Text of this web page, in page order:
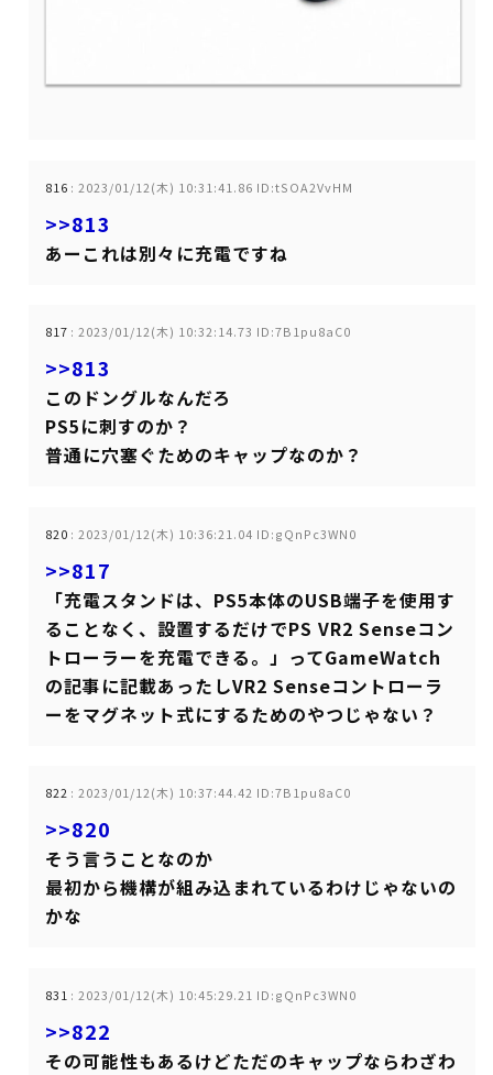
816 : 2023/01/12(木) 10:31:41.86 ID:tSOA2VvHM
>>813
あーこれは別々に充電ですね
817 : 2023/01/12(木) 10:32:14.73 ID:7B1pu8aC0
>>813
このドングルなんだろ
PS5に刺すのか？
普通に穴塞ぐためのキャップなのか？
820 : 2023/01/12(木) 10:36:21.04 ID:gQnPc3WN0
>>817
「充電スタンドは、PS5本体のUSB端子を使用す
ることなく、設置するだけでPS VR2 Senseコン
トローラーを充電できる。」ってGameWatch
の記事に記載あったしVR2 Senseコントローラ
ーをマグネット式にするためのやつじゃない？
822 : 2023/01/12(木) 10:37:44.42 ID:7B1pu8aC0
>>820
そう言うことなのか
最初から機構が組み込まれているわけじゃないの
かな
831 : 2023/01/12(木) 10:45:29.21 ID:gQnPc3WN0
>>822
その可能性もあるけどただのキャップならわざわ